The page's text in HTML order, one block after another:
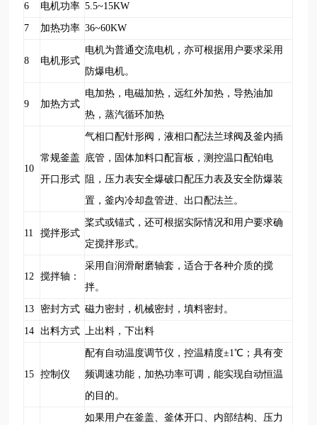
6 电机功率 5.5~15KW
7 加热功率 36~60KW
8 电机形式
电机为普通交流电机，亦可根据用户要求采用
防爆电机。
9 加热方式
电加热，电磁加热，远红外加热，导热油加
热，蒸汽循环加热
10
常规釜盖
开口形式
气相口配针形阀，液相口配法兰球阀及釜内插
底管，固体加料口配盲板，测控温口配铂电
阻，压力表安全爆破口配压力表及安全防爆装
置，釜内冷却盘管进、出口配法兰。
11 搅拌形式
桨式或锚式，还可根据实际情况和用户要求确
定搅拌形式。
12 搅拌轴：
采用自润滑耐磨轴套，适合于各种介质的搅
拌。
13 密封方式 磁力密封，机械密封，填料密封。
14 出料方式 上出料，下出料
15 控制仪
配有自动温度调节仪，控温精度±1℃ ；具有变
频调速功能，加热功率可调，能实现自动恒温
的目的。
如果用户在釜盖、釜体开口、内部结构、压力